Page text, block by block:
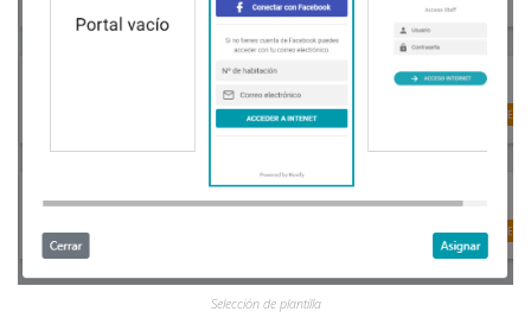
Selección de plantilla